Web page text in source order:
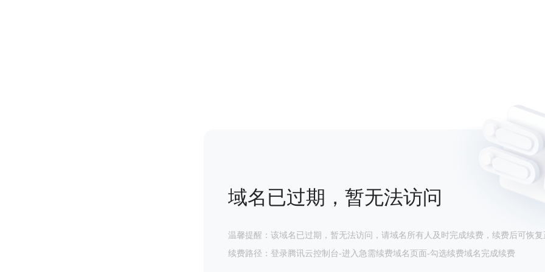
域名已过期，暂无法访问
温馨提醒：该域名已过期，暂无法访问，请域名所有人及时完成续费，续费后可恢复
续费路径：登录腾讯云控制台-进入急需续费域名页面-勾选续费域名完成续费